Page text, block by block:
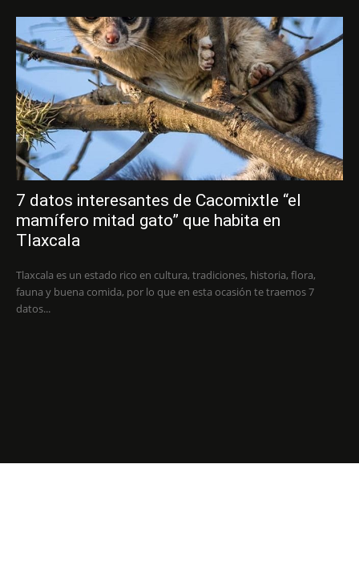
7 datos interesantes de Cacomixtle “el
mamífero mitad gato” que habita en
Tlaxcala
Tlaxcala es un estado rico en cultura, tradiciones, historia, flora,
fauna y buena comida, por lo que en esta ocasión te traemos 7
datos...